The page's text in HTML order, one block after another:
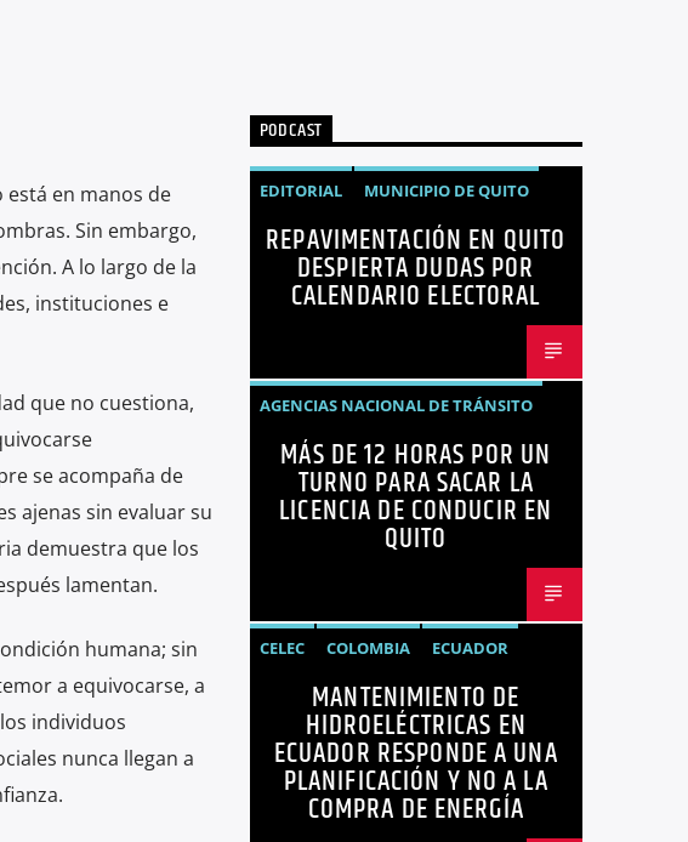
en manos de
Sin embargo,
A lo largo de la
instituciones e
que no cuestiona,
se acompaña de
ajenas sin evaluar su
demuestra que los
lamentan.
humana; sin
a equivocarse, a
individuos
nunca llegan a
PODCAST
EDITORIAL
MUNICIPIO DE QUITO
NOTICIAS
OPINIÓN
QUITO
REPAVIMENTACIÓN
REPAVIMENTACIÓN EN QUITO
DESPIERTA DUDAS POR
CALENDARIO ELECTORAL
AGENCIAS NACIONAL DE TRÁNSITO
ECUADOR
LICENCIAS NOTICIAS
MÁS DE 12 HORAS POR UN
TURNO PARA SACAR LA
LICENCIA DE CONDUCIR EN
QUITO
CELEC COLOMBIA
ECUADOR
ENERGÍA
HIDROELÉCTRICAS
NOTICIAS
MANTENIMIENTO DE
HIDROELÉCTRICAS EN
ECUADOR RESPONDE A UNA
PLANIFICACIÓN Y NO A LA
COMPRA DE ENERGÍA